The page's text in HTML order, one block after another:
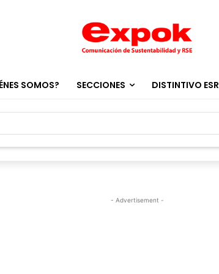
SOMOS? SECCIONES DISTINTIVO ESR
- Advertisement -